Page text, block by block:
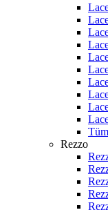
Rezzo